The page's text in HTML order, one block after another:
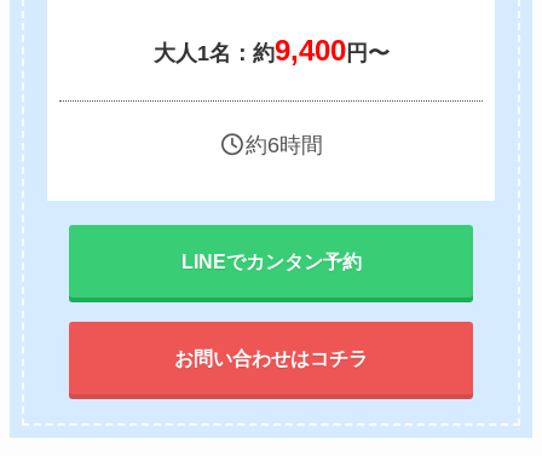
大人1名：約9,400円〜
約6時間
LINEでカンタン予約
お問い合わせはコチラ